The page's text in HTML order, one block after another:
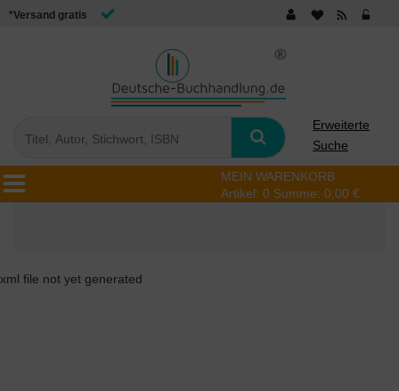
*Versand gratis
Erweiterte
Suche
MEIN WARENKORB
Artikel: 0 Summe: 0,00 €
xml file not yet generated